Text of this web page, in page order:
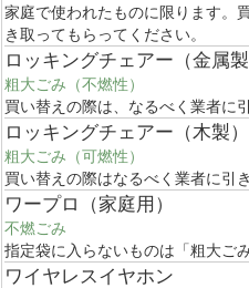
家庭で使われたものに限ります。
き取ってもらってください。
ロッキングチェアー（金属製
粗大ごみ（不燃性）
買い替えの際は、なるべく業者に
ロッキングチェアー（木製）
粗大ごみ（可燃性）
買い替えの際はなるべく業者に引
ワープロ（家庭用）
不燃ごみ
指定袋に入らないものは「粗大ご
ワイヤレスイヤホン